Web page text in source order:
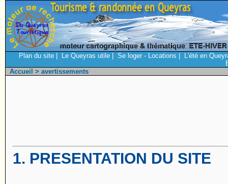
Plan du site Le Queyras utile Se loger - Locations
L'été en
Accueil > avertissements
1. PRESENTATION DU SITE